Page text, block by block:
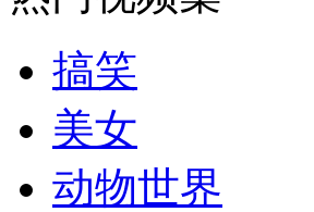
走！跟着总书记去植树
消防员救轻生者
搞笑
美女
动物世界